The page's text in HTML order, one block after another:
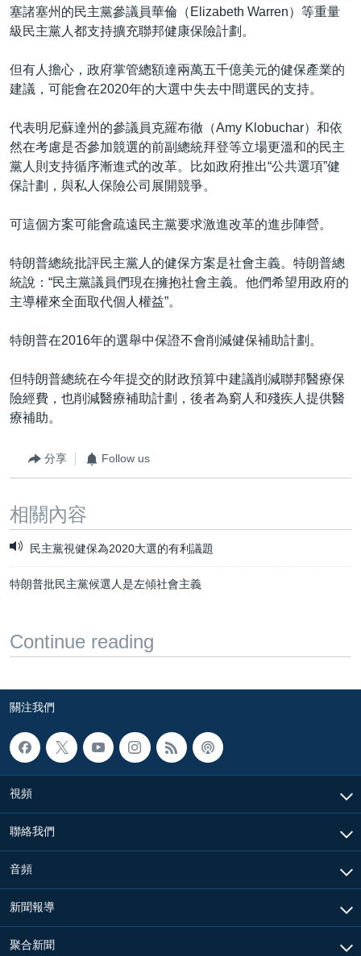
塞諸塞州的民主黨參議員華倫（Elizabeth Warren）等重量
級民主黨人都支持擴充聯邦健康保險計劃。
但有人擔心，政府掌管總額達兩萬五千億美元的健保產業的
建議，可能會在2020年的大選中失去中間選民的支持。
代表明尼蘇達州的參議員克羅布徹（Amy Klobuchar）和依
然在考慮是否參加競選的前副總統拜登等立場更溫和的民主
黨人則支持循序漸進式的改革。比如政府推出“公共選項”健
保計劃，與私人保險公司展開競爭。
可這個方案可能會疏遠民主黨要求激進改革的進步陣營。
特朗普總統批評民主黨人的健保方案是社會主義。特朗普總
統說：“民主黨議員們現在擁抱社會主義。他們希望用政府的
主導權來全面取代個人權益”。
特朗普在2016年的選舉中保證不會削減健保補助計劃。
但特朗普總統在今年提交的財政預算中建議削減聯邦醫療保
險經費，也削減醫療補助計劃，後者為窮人和殘疾人提供醫
療補助。
分享 Follow us
相關內容
民主黨視健保為2020大選的有利議題
特朗普批民主黨候選人是左傾社會主義
Continue reading
關注我們
視頻
聯絡我們
音頻
新聞報導
聚合新聞